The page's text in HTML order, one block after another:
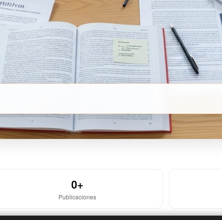
0+
Publicaciones